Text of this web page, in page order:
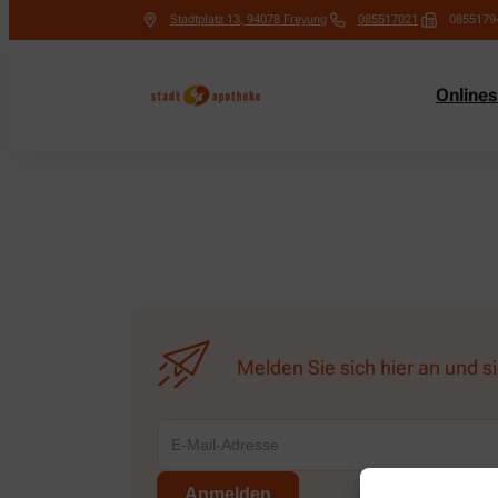
Stadtplatz 13, 94078 Freyung 085517021
Melden Sie sich hier an und